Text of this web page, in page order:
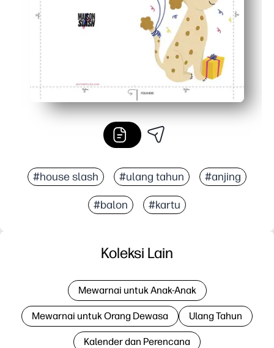
#house slash #ulang tahun #anjing
#balon #kartu
Koleksi Lain
Mewarnai untuk Anak-Anak
Mewarnai untuk Orang Dewasa Ulang Tahun
Kalender dan Perencana